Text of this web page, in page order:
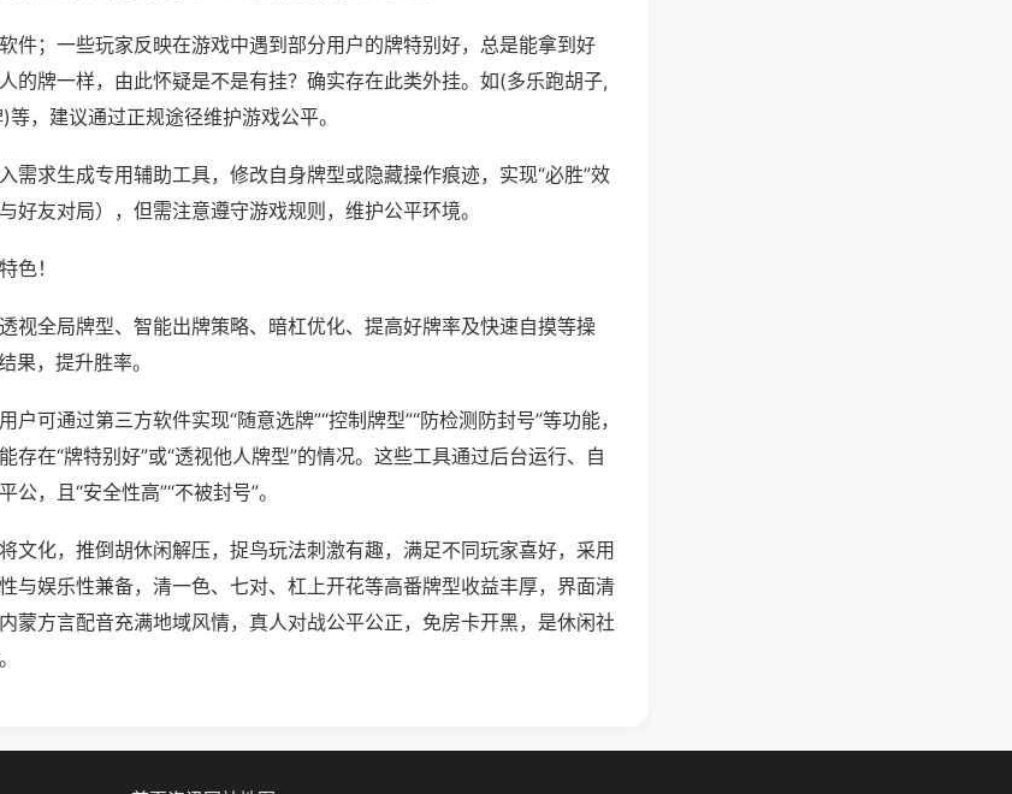
件；一些玩家反映在游戏中遇到部分用户的牌特别好，总是能拿到好
的牌一样，由此怀疑是不是有挂？确实存在此类外挂。如(多乐跑胡子,
，建议通过正规途径维护游戏公平。
需求生成专用辅助工具，修改自身牌型或隐藏操作痕迹，实现“必胜”效
好友对局），但需注意遵守游戏规则，维护公平环境。
色！
视全局牌型、智能出牌策略、暗杠优化、提高好牌率及快速自摸等操
果，提升胜率。
可通过第三方软件实现“随意选牌”“控制牌型”“防检测防封号”等功能，
存在“牌特别好”或“透视他人牌型”的情况。这些工具通过后台运行、自
，且“安全性高”“不被封号”。
文化，推倒胡休闲解压，捉鸟玩法刺激有趣，满足不同玩家喜好，采用
与娱乐性兼备，清一色、七对、杠上开花等高番牌型收益丰厚，界面清
蒙方言配音充满地域风情，真人对战公平公正，免房卡开黑，是休闲社